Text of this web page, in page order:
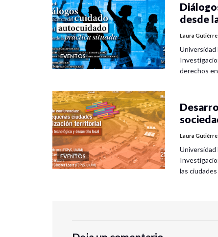
EVENTOS
desde
Laura
Universidad
derechos
EVENTOS
Laura
Universidad
las